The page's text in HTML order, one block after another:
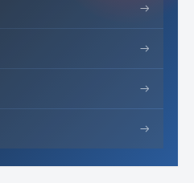
→
→
→
→